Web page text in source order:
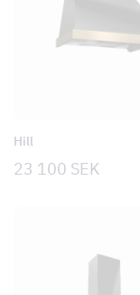
Hill
23 100 SEK